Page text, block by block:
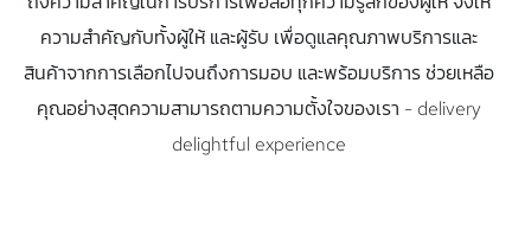
ความสำคัญกับทั้งผู้ให้ และผู้รับ เพื่อดูแลคุณภาพบริการและ
สินค้าจากการเลือกไปจนถึงการมอบ และพร้อมบริการ ช่วยเหลือ
คุณอย่างสุดความสามารถตามความตั้งใจของเรา - delivery
delightful experience